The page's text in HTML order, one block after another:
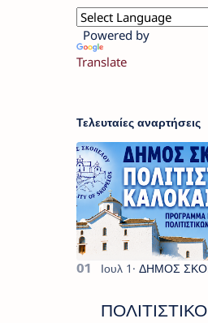
Powered by
Translate
Τελευταίες αναρτήσεις
ΠΟΛΙΤΙΣΤΙΚΟ